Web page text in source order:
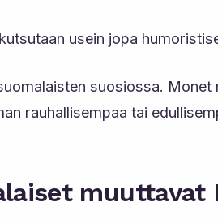
usein jopa
suosiossa.
rauhallisempaa tai
muuttavat